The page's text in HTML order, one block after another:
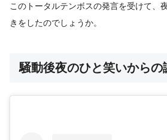
このトータルテンボスの発言を受けて、
きをしたのでしょうか。
騒動後夜のひと笑いからの